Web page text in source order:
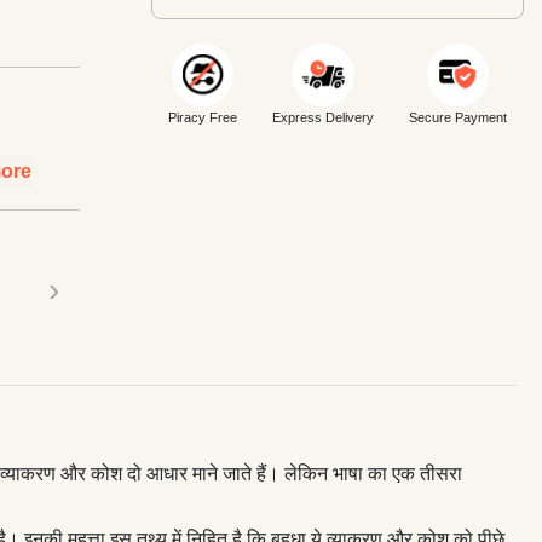
›
Piracy Free Express Delivery Secure Payment
और कोश दो आधार माने जाते हैं। लेकिन भाषा का एक तीसरा